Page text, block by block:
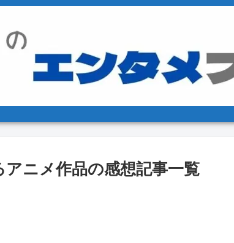
ニメ作品の感想記事一覧